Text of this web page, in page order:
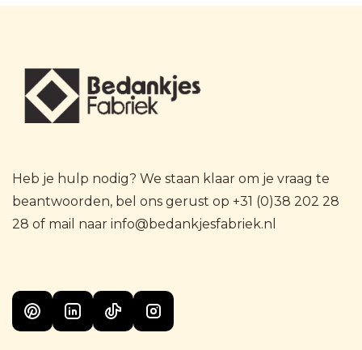
Heb je hulp nodig? We staan klaar om je vraag te
beantwoorden, bel ons gerust op +31 (0)38 202 28
28 of mail naar info@bedankjesfabriek.nl